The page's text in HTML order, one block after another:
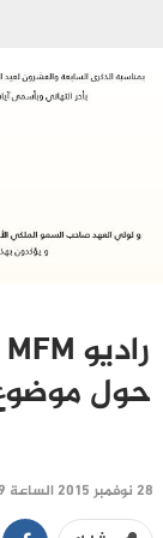
حول موضوع
28 نوفمبر 2015 الساعة 9 و 30 دقيقة